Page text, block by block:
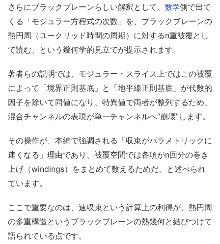
さらにブラックブレーンらしい解釈として、 数学側で出て
くる「モジュラー方程式の次数」を、ブラックブレーンの
熱円周（ユークリッド時間の周期）に対するn重被覆とし
て読む、という幾何学的見立てが提示されます。
著者らの説明では、モジュラー・スライス上ではこの被覆
によって「境界正則基底」と「地平線正則基底」が代数的
因子を除いて同値になり、特異値で両者が整列するため、
混合チャンネルの表現が単一チャンネルへ“崩壊”します。
その操作が、本編で強調される「収束がパラメトリックに
速くなる」理由であり、被覆空間では各項がn回分の巻き
上げ（windings）をまとめて数えるためだ、と述べられ
ています。
ここで重要なのは、速収束という計算上の利得が、熱円周
の多重構造というブラックブレーンの熱幾何と結びつけて
語られている点です。